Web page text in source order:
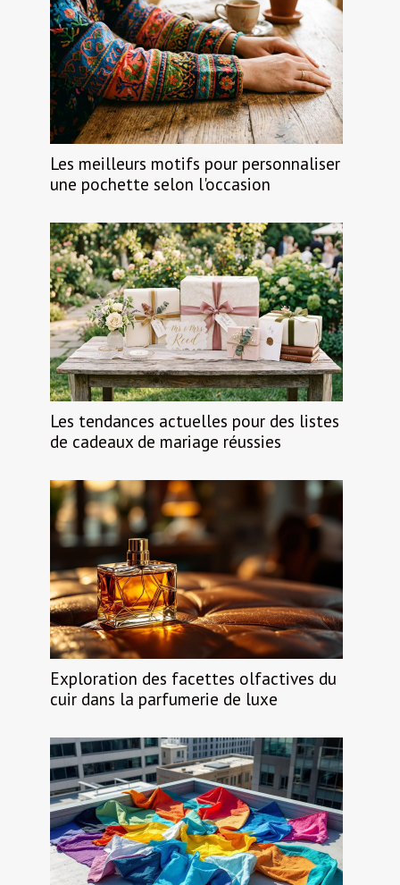
Les meilleurs motifs pour personnaliser
une pochette selon l'occasion
Les tendances actuelles pour des listes
de cadeaux de mariage réussies
Exploration des facettes olfactives du
cuir dans la parfumerie de luxe